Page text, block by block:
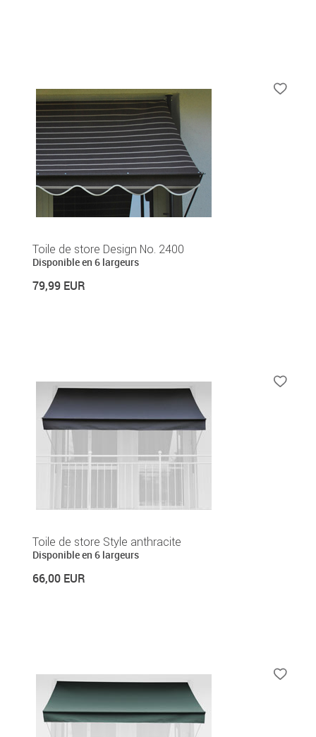
Toile de store Design No. 2400
Disponible en 6 largeurs
79,99 EUR
Toile de store Style anthracite
Disponible en 6 largeurs
66,00 EUR